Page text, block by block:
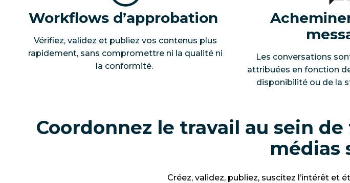
Workflows d’approbation
Vérifiez, validez et publiez vos contenus plus
rapidement, sans compromettre ni la qualité ni
la conformité.
Les conversations
attribuées en fonction
disponibilité ou de la
Coordonnez le travail au sein
médias
Créez, validez, publiez, suscitez l’intérêt et